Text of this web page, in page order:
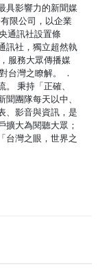
具影響力的新聞媒
限公司，以企業
通訊社設置條
訊社，獨立超然執
服務大眾傳播媒
台灣之瞭解。 ．
秉持「正確、
團隊每天以中、
、影音與資訊，是
擴大為閱聽大眾；
台灣之眼，世界之